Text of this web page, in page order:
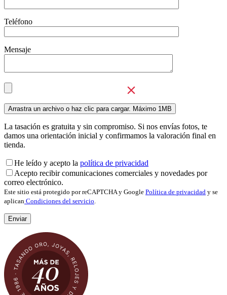
Teléfono
Mensaje
La tasación es gratuita y sin compromiso. Si nos envías fotos, te
damos una orientación inicial y confirmamos la valoración final en
tienda.
He leído y acepto la política de privacidad
Acepto recibir comunicaciones comerciales y novedades por
correo electrónico.
Este sitio está protegido por reCAPTCHA y Google Política de privacidad y se
aplican Condiciones del servicio